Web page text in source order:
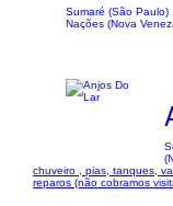
Sumaré (São
Nações (Nova
chuveiro , pias, tanques,
reparos (não cobramos